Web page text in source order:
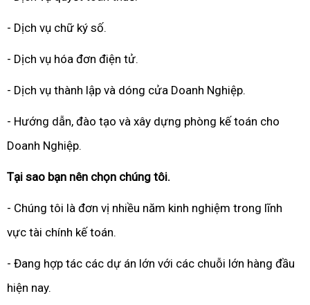
- Dịch vụ chữ ký số.
- Dịch vụ hóa đơn điện tử.
- Dịch vụ thành lập và dóng cửa Doanh Nghiệp.
- Hướng dẫn, đào tạo và xây dựng phòng kế toán cho
Doanh Nghiệp.
Tại sao bạn nên chọn chúng tôi.
- Chúng tôi là đơn vị nhiều năm kinh nghiệm trong lĩnh
vực tài chính kế toán.
- Đang hợp tác các dự án lớn với các chuỗi lớn hàng đầu
hiện nay.